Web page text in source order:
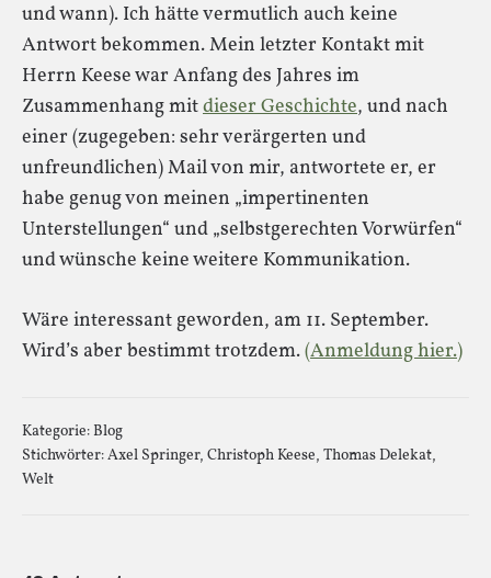
und wann). Ich hätte vermutlich auch keine
Antwort bekommen. Mein letzter Kontakt mit
Herrn Keese war Anfang des Jahres im
Zusammenhang mitdieser Geschichte, und nach
einer (zugegeben: sehr verärgerten und
unfreundlichen) Mail von mir, antwortete er, er
habe genug von meinen „impertinenten
Unterstellungen“ und „selbstgerechten Vorwürfen“
und wünsche keine weitere Kommunikation.
Wäre interessant geworden, am 11. September.
Wird’s aber bestimmt trotzdem.(Anmeldung hier.)
Kategorie:Blog
Stichwörter:Axel Springer, Christoph Keese, Thomas Delekat,
Welt